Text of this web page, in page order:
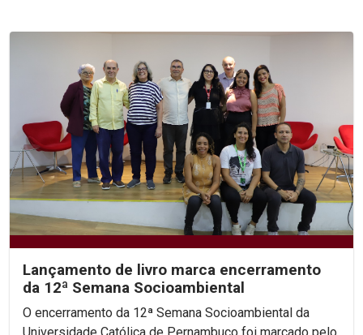
Lançamento de livro marca encerramento
da 12ª Semana Socioambiental
O encerramento da 12ª Semana Socioambiental da
Universidade Católica de Pernambuco foi marcado pelo